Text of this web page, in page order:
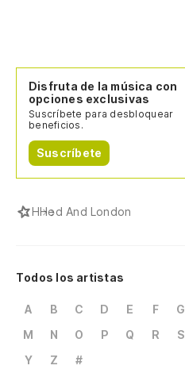
Disfruta de la música con
opciones exclusivas
Suscríbete para desbloquear
beneficios.
Suscríbete
HHed And London
Todos los artistas
A B C D E F G
M
N O P Q R S
Y
Z #